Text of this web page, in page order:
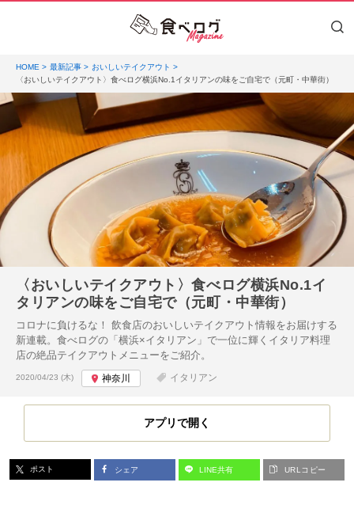
HOME 最新記事
おいしいテイクアウト
〈おいしいテイクアウト〉食べログ横浜No.1イタリアンの味をご自宅で（元町・中華街）
〈おいしいテイクアウト〉食べログ横浜No.1イ
タリアンの味をご自宅で（元町・中華街）
コロナに負けるな！ 飲食店のおいしいテイクアウト情報をお届けする
新連載。食べログの「横浜×イタリアン」で一位に輝くイタリア料理
店の絶品テイクアウトメニューをご紹介。
投稿日:
2020/04/23 (木) 神奈川 イタリアン
アプリで開く
ポスト シェア LINE共有 URLコピー